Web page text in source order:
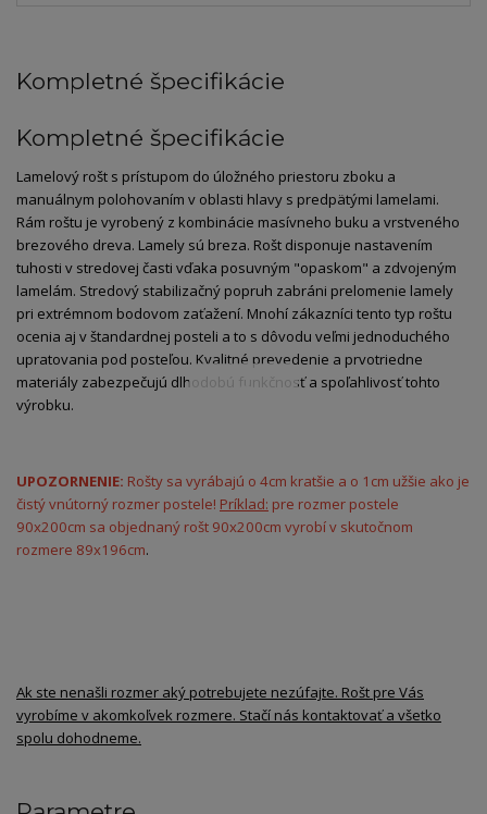
Kompletné špecifikácie
Kompletné špecifikácie
Lamelový rošt s prístupom do úložného priestoru zboku a
manuálnym polohovaním v oblasti hlavy s predpätými lamelami.
Rám roštu je vyrobený z kombinácie masívneho buku a vrstveného
brezového dreva. Lamely sú breza. Rošt disponuje nastavením
tuhosti v stredovej časti vďaka posuvným "opaskom" a zdvojeným
lamelám. Stredový stabilizačný popruh zabráni prelomenie lamely
pri extrémnom bodovom zaťažení. Mnohí zákazníci tento typ roštu
ocenia aj v štandardnej posteli a to s dôvodu veľmi jednoduchého
upratovania pod posteľou. Kvalitné prevedenie a prvotriedne
materiály zabezpečujú dlhodobú funkčnosť a spoľahlivosť tohto
výrobku.
UPOZORNENIE: Rošty sa vyrábajú o 4cm kratšie a o 1cm užšie ako je
čistý vnútorný rozmer postele! Príklad: pre rozmer postele
90x200cm sa objednaný rošt 90x200cm vyrobí v skutočnom
rozmere 89x196cm.
Ak ste nenašli rozmer aký potrebujete nezúfajte. Rošt pre Vás
vyrobíme v akomkoľvek rozmere. Stačí nás kontaktovať a všetko
spolu dohodneme.